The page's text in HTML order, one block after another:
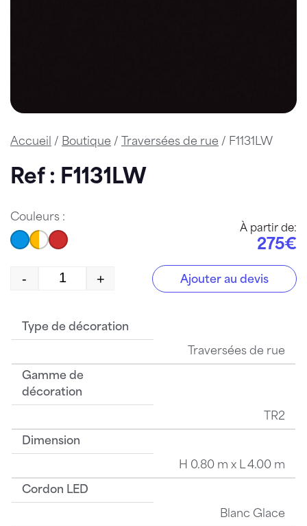
Accueil / Boutique / Traversées de rue / F1131LW
Ref : F1131LW
Couleurs :
À partir de:
275€
quantité de F1131LW
- + Ajouter au devis
Type de décoration
Traversées de rue
Gamme de
décoration
TR2
Dimension
H 0.80 m x L 4.00 m
Cordon LED
Blanc Glace